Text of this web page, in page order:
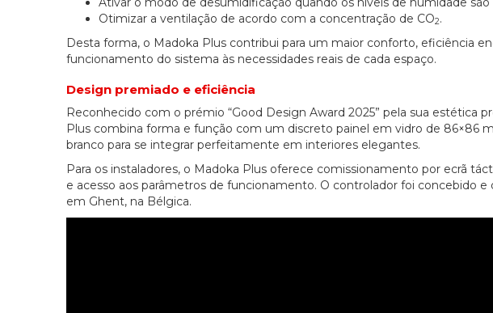
Otimizar a ventilação de acordo com a concentração de CO2.
Desta forma, o Madoka Plus contribui para um maior conforto, eficiência
funcionamento do sistema às necessidades reais de cada espaço.
Design premiado e eficiência
Reconhecido com o prémio “Good Design Award 2025” pela sua estética
Plus combina forma e função com um discreto painel em vidro de 86×86
branco para se integrar perfeitamente em interiores elegantes.
Para os instaladores, o Madoka Plus oferece comissionamento por ecrã
e acesso aos parâmetros de funcionamento. O controlador foi concebido
em Ghent, na Bélgica.